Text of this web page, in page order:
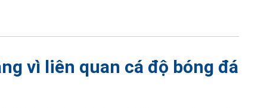
vì liên quan cá độ bóng đá